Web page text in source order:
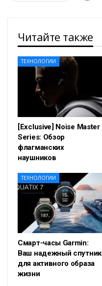
Читайте также
ТЕХНОЛОГИИ
[Exclusive] Noise Master
Series: Обзор
флагманских
наушников
ТЕХНОЛОГИИ
Смарт-часы Garmin:
Ваш надежный спутник
для активного образа
жизни